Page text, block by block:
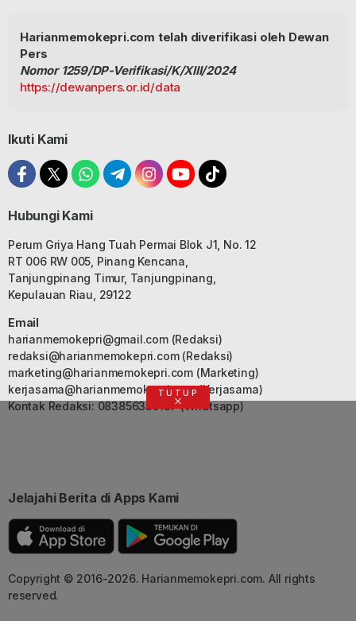
Harianmemokepri.com telah diverifikasi oleh Dewan
Pers
Nomor 1259/DP-Verifikasi/K/XIII/2024
https://dewanpers.or.id/data
Ikuti Kami
Hubungi Kami
Perum Griya Hang Tuah Permai Blok J1, No. 12
RT 006 RW 005, Pinang Kencana,
Tanjungpinang Timur, Tanjungpinang,
Kepulauan Riau, 29122
Email
harianmemokepri@gmail.com(Redaksi)
redaksi@harianmemokepri.com(Redaksi)
marketing@harianmemokepri.com(Marketing)
kerjasama@harianmemokepri.com(Kerjasama)
Kontak Redaksi: 083856335187 (Whatsapp)
Jelajahi Berita di Apps Kami
Copyright © 2016-2026. Harianmemokepri.com. All rights
reserved.
TUTUP